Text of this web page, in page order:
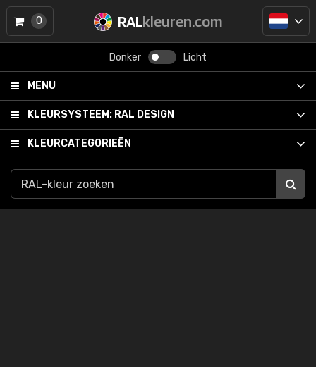
RALkleuren.com
Donker Licht
MENU
KLEURSYSTEEM: RAL DESIGN
KLEURCATEGORIEËN
0